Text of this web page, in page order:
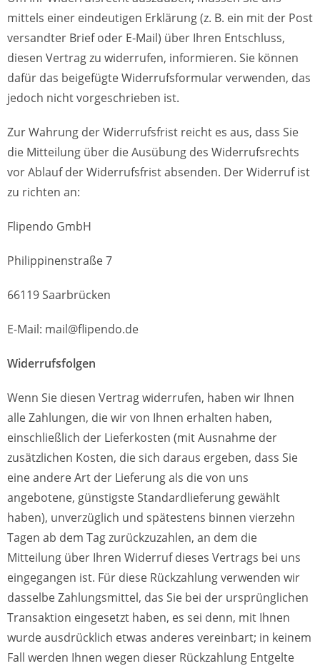
mittels einer eindeutigen Erklärung (z. B. ein mit der Post
versandter Brief oder E-Mail) über Ihren Entschluss,
diesen Vertrag zu widerrufen, informieren. Sie können
dafür das beigefügte Widerrufsformular verwenden, das
jedoch nicht vorgeschrieben ist.
Zur Wahrung der Widerrufsfrist reicht es aus, dass Sie
die Mitteilung über die Ausübung des Widerrufsrechts
vor Ablauf der Widerrufsfrist absenden. Der Widerruf ist
zu richten an:
Flipendo GmbH
Philippinenstraße 7
66119 Saarbrücken
E-Mail: mail@flipendo.de
Widerrufsfolgen
Wenn Sie diesen Vertrag widerrufen, haben wir Ihnen
alle Zahlungen, die wir von Ihnen erhalten haben,
einschließlich der Lieferkosten (mit Ausnahme der
zusätzlichen Kosten, die sich daraus ergeben, dass Sie
eine andere Art der Lieferung als die von uns
angebotene, günstigste Standardlieferung gewählt
haben), unverzüglich und spätestens binnen vierzehn
Tagen ab dem Tag zurückzuzahlen, an dem die
Mitteilung über Ihren Widerruf dieses Vertrags bei uns
eingegangen ist. Für diese Rückzahlung verwenden wir
dasselbe Zahlungsmittel, das Sie bei der ursprünglichen
Transaktion eingesetzt haben, es sei denn, mit Ihnen
wurde ausdrücklich etwas anderes vereinbart; in keinem
Fall werden Ihnen wegen dieser Rückzahlung Entgelte